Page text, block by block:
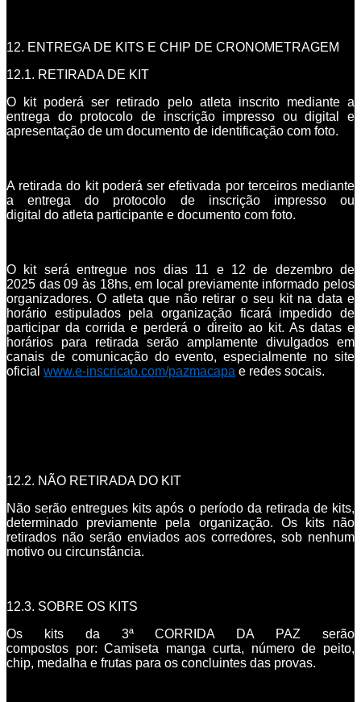
12. ENTREGA DE KITS E CHIP DE CRONOMETRAGEM
12.1. RETIRADA DE KIT
O kit poderá ser retirado pelo atleta inscrito mediante a
entrega do protocolo de inscrição impresso ou digital e
apresentação de um documento de identificação com foto.
A retirada do kit poderá ser efetivada por terceiros mediante
a entrega do protocolo de inscrição impresso ou
digital do atleta participante e documento com foto.
O kit será entregue nos dias 11 e 12 de dezembro de
2025 das 09 às 18hs, em local previamente informado pelos
organizadores. O atleta que não retirar o seu kit na data e
horário estipulados pela organização ficará impedido de
participar da corrida e perderá o direito ao kit. As datas e
horários para retirada serão amplamente divulgados em
canais de comunicação do evento, especialmente no site
oficial www.e-inscricao.com/pazmacapa e redes socais.
12.2. NÃO RETIRADA DO KIT
Não serão entregues kits após o período da retirada de kits,
determinado previamente pela organização. Os kits não
retirados não serão enviados aos corredores, sob nenhum
motivo ou circunstância.
12.3. SOBRE OS KITS
Os kits da 3ª CORRIDA DA PAZ serão
compostos por: Camiseta manga curta, número de peito,
chip, medalha e frutas para os concluintes das provas.